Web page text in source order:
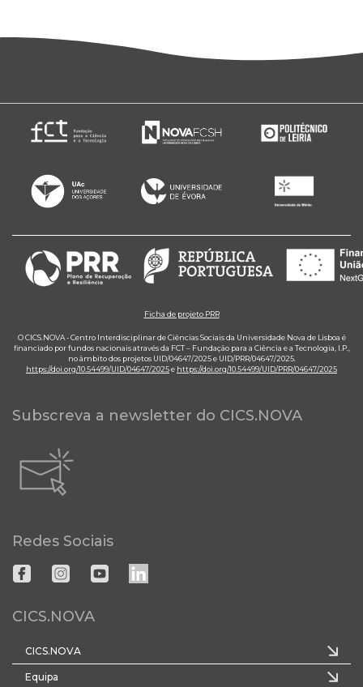
Ficha de projeto PRR
O CICS.NOVA - Centro Interdisciplinar de Ciências Sociais da Universidade Nova de Lisboa é
financiado por fundos nacionais através da FCT – Fundação para a Ciência e a Tecnologia, I.P.,
no âmbito dos projetos UID/04647/2025 e UID/PRR/04647/2025.
https://doi.org/10.54499/UID/04647/2025e https://doi.org/10.54499/UID/PRR/04647/2025
Subscreva a newsletter do CICS.NOVA
Redes Sociais
CICS.NOVA
CICS.NOVA
Equipa